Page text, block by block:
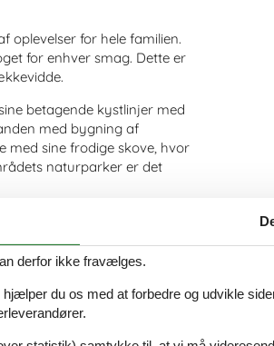
oplevelser for hele familien.
for enhver smag. Dette er
betagende kystlinjer med
med bygning af
med sine frodige skove, hvor
naturparker er det
byer som Pula med sit
og Poreč med sin smukke
og kultur, og de er
liv. I kan besøge lokale
og trøffel. I kan også
derfor ikke fravælges.
du os med at forbedre og udvikle